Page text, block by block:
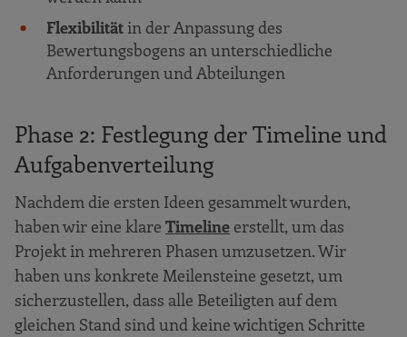
Flexibilität in der Anpassung des
Bewertungsbogens an unterschiedliche
Anforderungen und Abteilungen
Phase 2: Festlegung der Timeline und
Aufgabenverteilung
Nachdem die ersten Ideen gesammelt wurden,
haben wir eine klare Timeline erstellt, um das
Projekt in mehreren Phasen umzusetzen. Wir
haben uns konkrete Meilensteine gesetzt, um
sicherzustellen, dass alle Beteiligten auf dem
gleichen Stand sind und keine wichtigen Schritte